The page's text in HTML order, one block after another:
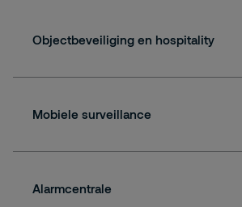
Objectbeveiliging en hospitality
Mobiele surveillance
Alarmcentrale